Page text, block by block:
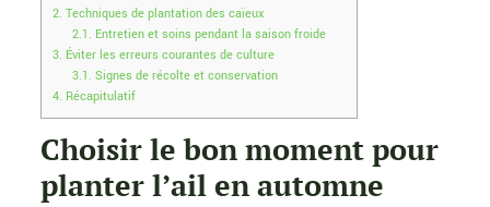
2. Techniques de plantation des caïeux
2.1. Entretien et soins pendant la saison froide
3. Éviter les erreurs courantes de culture
3.1. Signes de récolte et conservation
4. Récapitulatif
Choisir le bon moment pour
planter l’ail en automne